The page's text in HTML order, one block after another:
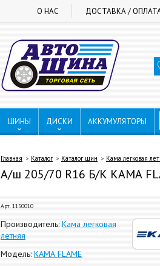
О НАС ДОСТАВКА /
ШИНЫ ДИСКИ АККУМУЛЯТОРЫ
Главная Каталог Каталог шин Кама легковая
А/ш 205/70 R16 Б/К КАМА
Арт. 1150010
Производитель: Кама легковая
летняя
Модель: КАМА FLAME